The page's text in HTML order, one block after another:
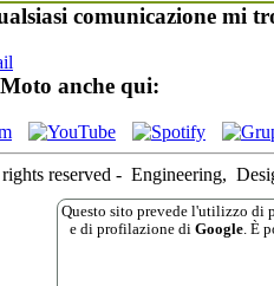
comunicazione mi
anche qui:
reserved - Engineering,
Questo sito prevede l'utilizzo di
e di profilazione di Google. È